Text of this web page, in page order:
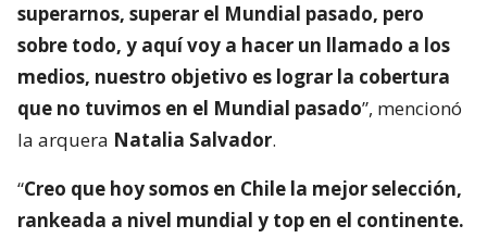
superarnos, superar el Mundial pasado, pero
sobre todo, y aquí voy a hacer un llamado a los
medios, nuestro objetivo es lograr la cobertura
que no tuvimos en el Mundial pasado”, mencionó
la arquera Natalia Salvador.
“Creo que hoy somos en Chile la mejor selección,
rankeada a nivel mundial y top en el continente.